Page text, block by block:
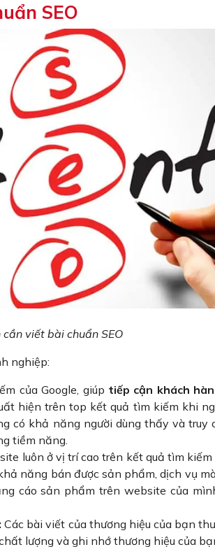
SEO
viết bài chuẩn SEO
nghiệp:
của Google, giúp tiếp cận khách
hiện trên top kết quả tìm kiếm khi
có khả năng người dùng thấy và truy
tiềm năng.
luôn ở vị trí cao trên kết quả tìm
năng bán được sản phẩm, dịch vụ
cáo sản phẩm trên website của
Các bài viết của thương hiệu của bạn
lượng và ghi nhớ thương hiệu của